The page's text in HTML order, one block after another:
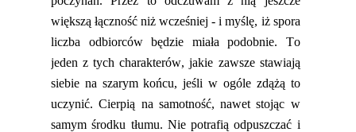
większą łączność niż wcześniej - i myślę, iż spora
liczba odbiorców będzie miała podobnie. To
jeden z tych charakterów, jakie zawsze stawiają
siebie na szarym końcu, jeśli w ogóle zdążą to
uczynić.Cierpią na samotność, nawet stojąc w
samym środku tłumu. Nie potrafią odpuszczać i